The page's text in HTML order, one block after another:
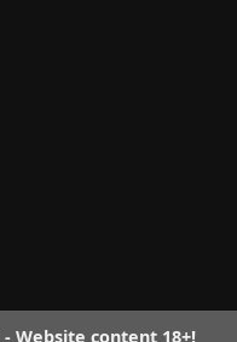
- Website content 18+!